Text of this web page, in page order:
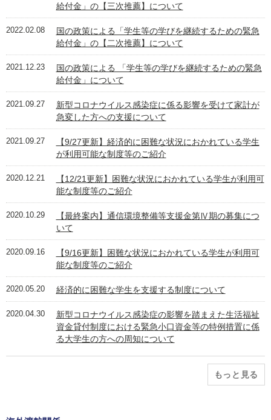
給付金」の【三次推薦】について
2022.02.08
国の政策による「学生等の学びを継続するための緊急
給付金」の【二次推薦】について
2021.12.23
国の政策による 「学生等の学びを継続するための緊急
給付金」について
2021.09.27
新型コロナウイルス感染症に係る影響を受けて家計が
急変した方への支援について
2021.09.27
【9/27更新】経済的に困難な状況におかれている学生
が利用可能な制度等のご紹介
2020.12.21
【12/21更新】困難な状況におかれている学生が利用可
能な制度等のご紹介
2020.10.29
【最終案内】通信環境整備等支援金第Ⅳ期の募集につ
いて
2020.09.16
【9/16更新】困難な状況におかれている学生が利用可
能な制度等のご紹介
2020.05.20 経済的に困難な学生を支援する制度について
2020.04.30
新型コロナウイルス感染症の影響を踏まえた生活福祉
資金貸付制度における緊急小口資金等の特例措置に係
る大学生の方への周知について
もっと見る